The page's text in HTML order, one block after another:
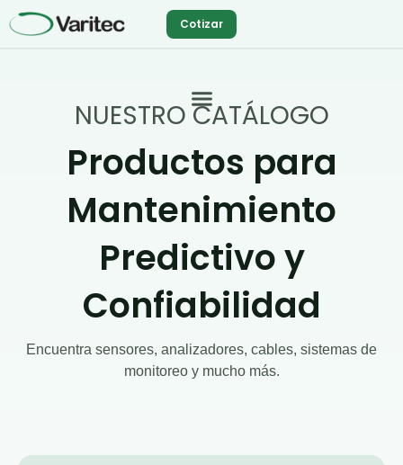
al
Cotizar
NUESTRO CATÁLOGO
Productos para
Mantenimiento
Predictivo y
Confiabilidad
Encuentra sensores, analizadores, cables, sistemas de
monitoreo y mucho más.
Búsqueda